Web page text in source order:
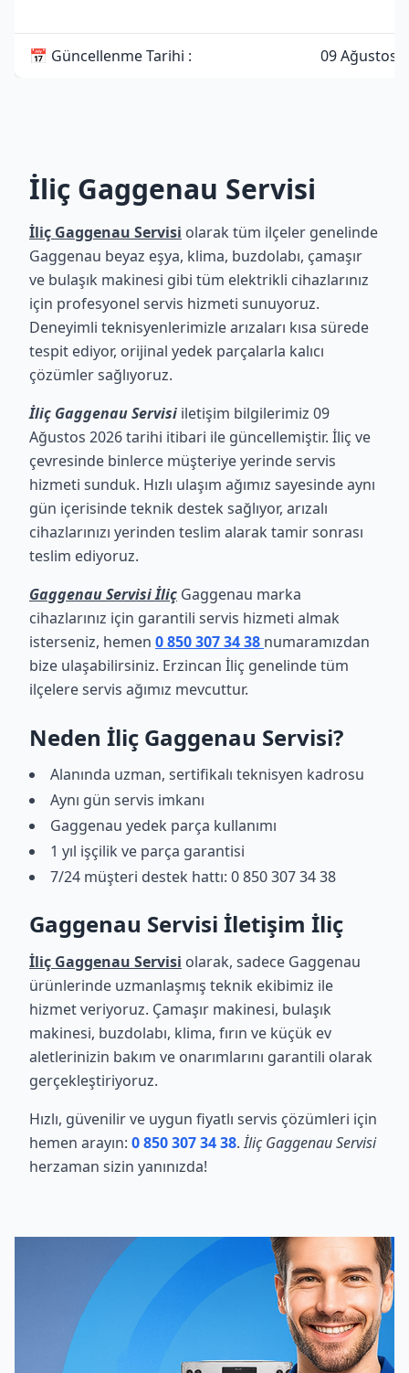
📅 Güncellenme Tarihi : 09 Ağustos
İliç Gaggenau Servisi
İliç Gaggenau Servisi olarak tüm ilçeler genelinde
Gaggenau beyaz eşya, klima, buzdolabı, çamaşır
ve bulaşık makinesi gibi tüm elektrikli cihazlarınız
için profesyonel servis hizmeti sunuyoruz.
Deneyimli teknisyenlerimizle arızaları kısa sürede
tespit ediyor, orijinal yedek parçalarla kalıcı
çözümler sağlıyoruz.
İliç Gaggenau Servisi iletişim bilgilerimiz 09
Ağustos 2026 tarihi itibari ile güncellemiştir. İliç ve
çevresinde binlerce müşteriye yerinde servis
hizmeti sunduk. Hızlı ulaşım ağımız sayesinde aynı
gün içerisinde teknik destek sağlıyor, arızalı
cihazlarınızı yerinden teslim alarak tamir sonrası
teslim ediyoruz.
Gaggenau Servisi İliç Gaggenau marka
cihazlarınız için garantili servis hizmeti almak
isterseniz, hemen 0 850 307 34 38 numaramızdan
bize ulaşabilirsiniz. Erzincan İliç genelinde tüm
ilçelere servis ağımız mevcuttur.
Neden İliç Gaggenau Servisi?
Alanında uzman, sertifikalı teknisyen kadrosu
Aynı gün servis imkanı
Gaggenau yedek parça kullanımı
1 yıl işçilik ve parça garantisi
7/24 müşteri destek hattı: 0 850 307 34 38
Gaggenau Servisi İletişim İliç
İliç Gaggenau Servisi olarak, sadece Gaggenau
ürünlerinde uzmanlaşmış teknik ekibimiz ile
hizmet veriyoruz. Çamaşır makinesi, bulaşık
makinesi, buzdolabı, klima, fırın ve küçük ev
aletlerinizin bakım ve onarımlarını garantili olarak
gerçekleştiriyoruz.
Hızlı, güvenilir ve uygun fiyatlı servis çözümleri için
hemen arayın: 0 850 307 34 38.İliç Gaggenau Servisi
herzaman sizin yanınızda!